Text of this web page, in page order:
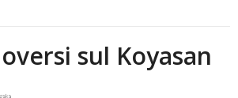
sul Koyasan